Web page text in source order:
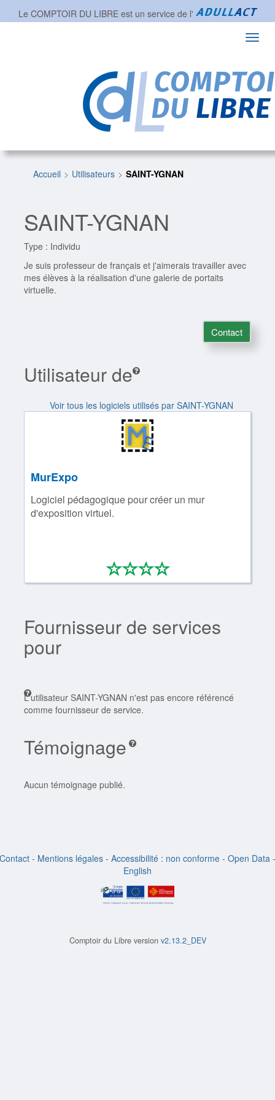
Le COMPTOIR DU LIBRE est un service de l'
Accueil Utilisateurs SAINT-YGNAN
SAINT-YGNAN
Type : Individu
Je suis professeur de français et j'aimerais travailler avec
mes élèves à la réalisation d'une galerie de portaits
virtuelle.
Contact
Utilisateur de
Voir tous les logiciels utilisés par SAINT-YGNAN
MurExpo
Logiciel pédagogique pour créer un mur
d'exposition virtuel.
****
0/4
Fournisseur de services
pour
L'utilisateur SAINT-YGNAN n'est pas encore référencé
comme fournisseur de service.
Témoignage
Aucun témoignage publié.
Contact - Mentions légales - Accessibilité : non conforme - Open Data -
English
Comptoir du Libre version v2.13.2_DEV